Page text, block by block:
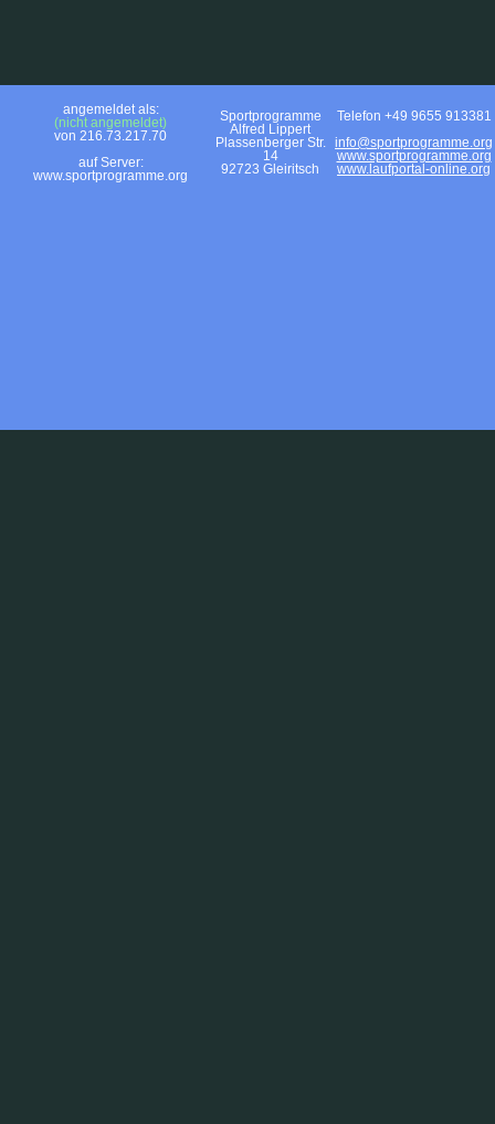
angemeldet als:
(nicht angemeldet)
von 216.73.217.70
auf Server:
www.sportprogramme.org
Sportprogramme
Alfred Lippert
Plassenberger Str.
14
92723 Gleiritsch
Telefon +49 9655 913381
info@sportprogramme.org
www.sportprogramme.org
www.laufportal-online.org